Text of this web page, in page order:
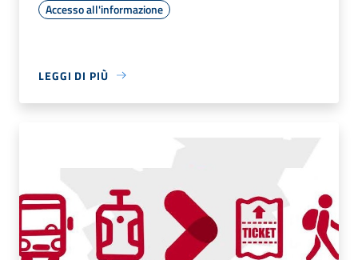
Accesso all'informazione
LEGGI DI PIÙ